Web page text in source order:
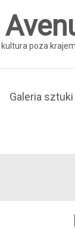
kultura poza krajem
Galeria sztuki